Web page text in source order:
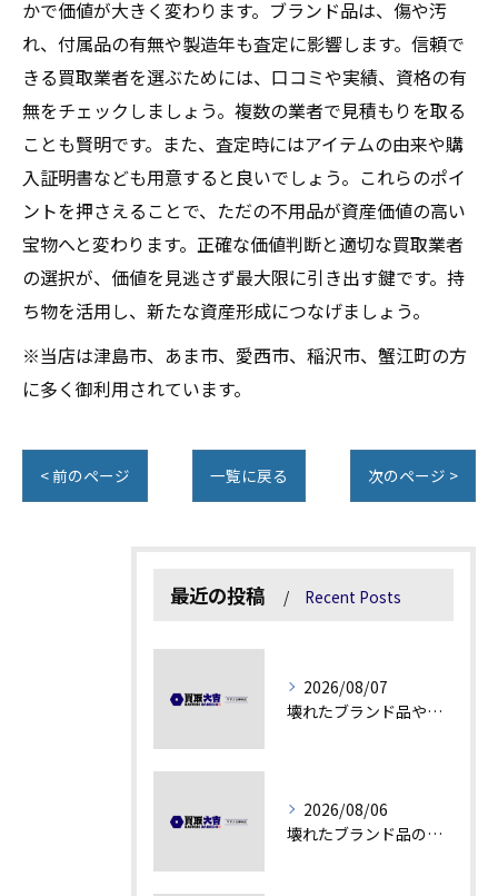
かで価値が大きく変わります。ブランド品は、傷や汚
れ、付属品の有無や製造年も査定に影響します。信頼で
きる買取業者を選ぶためには、口コミや実績、資格の有
無をチェックしましょう。複数の業者で見積もりを取る
ことも賢明です。また、査定時にはアイテムの由来や購
入証明書なども用意すると良いでしょう。これらのポイ
ントを押さえることで、ただの不用品が資産価値の高い
宝物へと変わります。正確な価値判断と適切な買取業者
の選択が、価値を見逃さず最大限に引き出す鍵です。持
ち物を活用し、新たな資産形成につなげましょう。
※当店は津島市、あま市、愛西市、稲沢市、蟹江町の方
に多く御利用されています。
< 前のページ 一覧に戻る 次のページ >
最近の投稿 Recent Posts
2026/08/07
壊れたブランド品や古物の価値を見極める秘訣
2026/08/06
壊れたブランド品の価値を見極める技術とは